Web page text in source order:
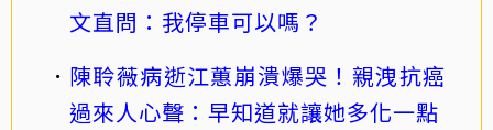
文直問：我停車可以嗎？
陳聆薇病逝江蕙崩潰爆哭！親洩抗癌
過來人心聲：早知道就讓她多化一點